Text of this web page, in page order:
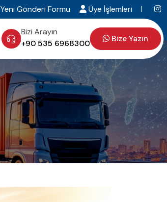
Yeni Gönderi Formu Üye İşlemleri
Bizi Arayın
+90 535 6968300
Bize Yazın